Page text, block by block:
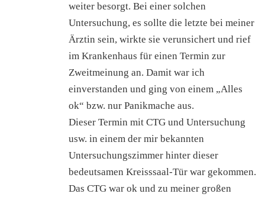
weiter besorgt. Bei einer solchen
Untersuchung, es sollte die letzte bei meiner
Ärztin sein, wirkte sie verunsichert und rief
im Krankenhaus für einen Termin zur
Zweitmeinung an. Damit war ich
einverstanden und ging von einem „Alles
ok“ bzw. nur Panikmache aus.
Dieser Termin mit CTG und Untersuchung
usw. in einem der mir bekannten
Untersuchungszimmer hinter dieser
bedeutsamen Kreisssaal-Tür war gekommen.
Das CTG war ok und zu meiner großen